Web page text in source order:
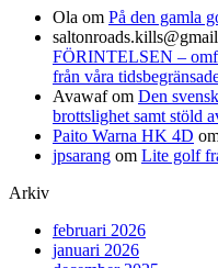
Ola om På den gamla
FÖRINTELSEN –
från våra
Avawafom Den
brottslighet samt stöld
Paito Warna HK 4D
jpsarang om Lite golf
Arkiv
februari 2026
januari 2026